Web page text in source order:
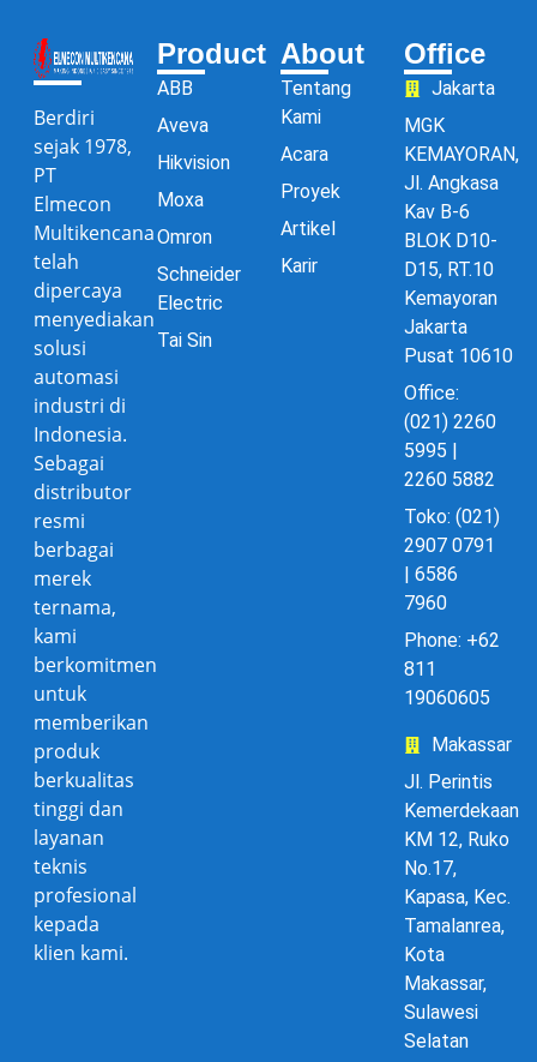
Berdiri
sejak 1978,
PT
Elmecon
Multikencana
telah
dipercaya
menyediakan
solusi
automasi
industri di
Indonesia.
Sebagai
distributor
resmi
berbagai
merek
ternama,
kami
berkomitmen
untuk
memberikan
produk
berkualitas
tinggi dan
layanan
teknis
profesional
kepada
klien kami.
Product
ABB
Aveva
Hikvision
Moxa
Omron
Schneider
Electric
Tai Sin
About
Tentang
Kami
Acara
Proyek
Artikel
Karir
Office
Jakarta
MGK
KEMAYORAN,
Jl. Angkasa
Kav B-6
BLOK D10-
D15, RT.10
Kemayoran
Jakarta
Pusat 10610
Office:
(021) 2260
5995 |
2260 5882
Toko: (021)
2907 0791
| 6586
7960
Phone: +62
811
19060605
Makassar
Jl. Perintis
Kemerdekaan
KM 12, Ruko
No.17,
Kapasa, Kec.
Tamalanrea,
Kota
Makassar,
Sulawesi
Selatan